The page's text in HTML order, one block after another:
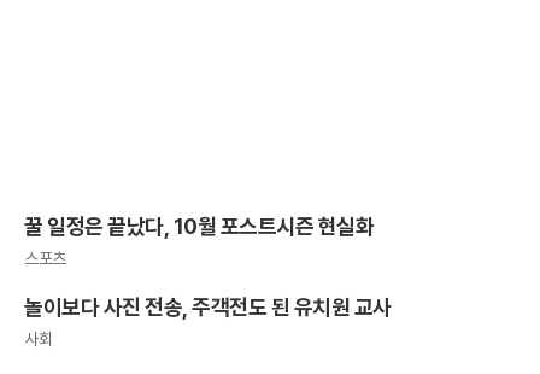
꿀 일정은 끝났다, 10월 포스트시즌 현실화
스포츠
놀이보다 사진 전송, 주객전도 된 유치원 교사
사회